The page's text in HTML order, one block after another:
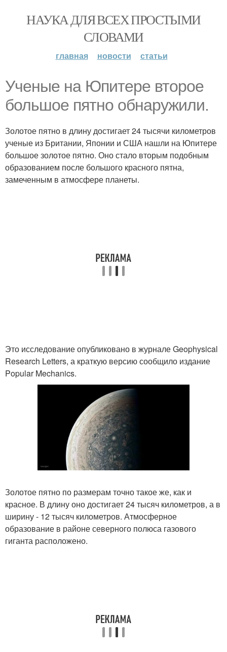
НАУКА ДЛЯ ВСЕХ ПРОСТЫМИ
СЛОВАМИ
главная новости статьи
Ученые на Юпитере второе
большое пятно обнаружили.
Золотое пятно в длину достигает 24 тысячи километров
ученые из Британии, Японии и США нашли на Юпитере
большое золотое пятно. Оно стало вторым подобным
образованием после большого красного пятна,
замеченным в атмосфере планеты.
Это исследование опубликовано в журнале Geophysical
Research Letters, а краткую версию сообщило издание
Popular Mechanics.
Золотое пятно по размерам точно такое же, как и
красное. В длину оно достигает 24 тысяч километров, а в
ширину - 12 тысяч километров. Атмосферное
образование в районе северного полюса газового
гиганта расположено.